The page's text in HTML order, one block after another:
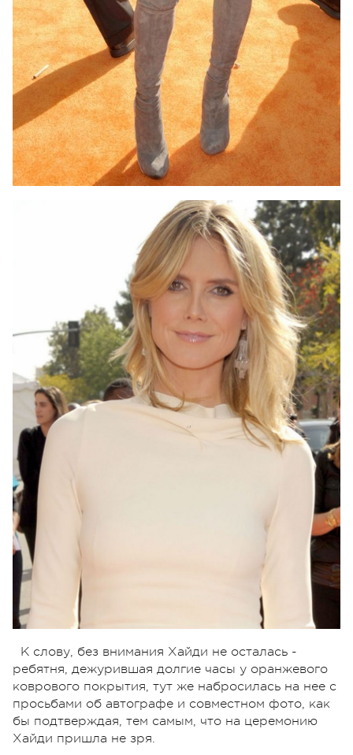
К слову, без внимания Хайди не осталась -
ребятня, дежурившая долгие часы у оранжевого
коврового покрытия, тут же набросилась на нее с
просьбами об автографе и совместном фото, как
бы подтверждая, тем самым, что на церемонию
Хайди пришла не зря.